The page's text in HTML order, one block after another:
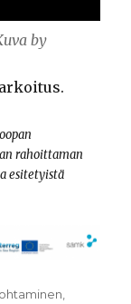
by
rahoittaman
esitetyistä
,